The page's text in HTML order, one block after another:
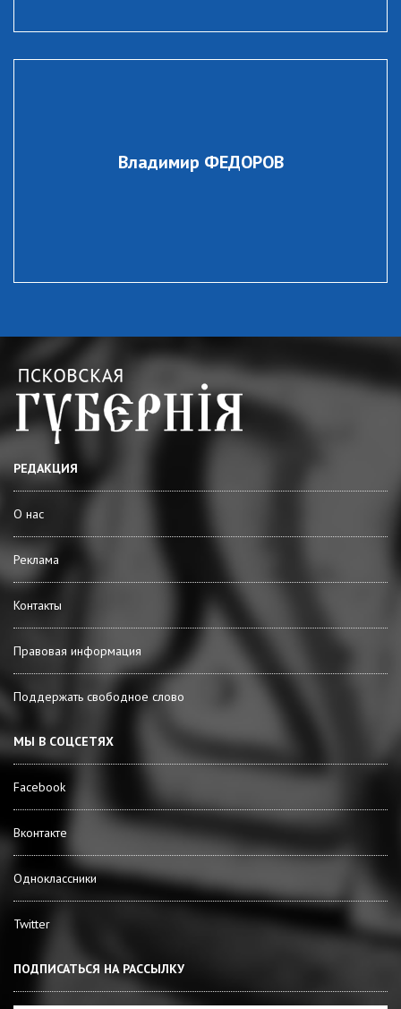
Владимир ФЕДОРОВ
РЕДАКЦИЯ
О нас
Реклама
Контакты
Правовая информация
Поддержать свободное слово
МЫ В СОЦСЕТЯХ
Facebook
Вконтакте
Одноклассники
Twitter
ПОДПИСАТЬСЯ НА РАССЫЛКУ